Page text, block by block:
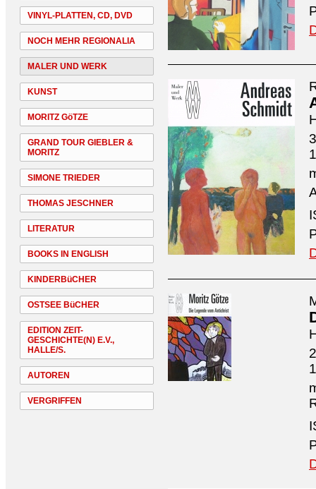
VINYL-PLATTEN, CD, DVD
NOCH MEHR REGIONALIA
MALER UND WERK
KUNST
MORITZ GöTZE
GRAND TOUR GIEBLER &
MORITZ
SIMONE TRIEDER
THOMAS JESCHNER
LITERATUR
BOOKS IN ENGLISH
KINDERBüCHER
OSTSEE BüCHER
EDITION ZEIT-
GESCHICHTE(N) E.V.,
HALLE/S.
AUTOREN
VERGRIFFEN